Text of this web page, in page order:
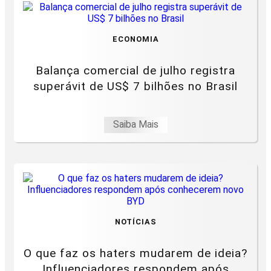
ECONOMIA
Balança comercial de julho registra
superávit de US$ 7 bilhões no Brasil
Saiba Mais
NOTÍCIAS
O que faz os haters mudarem de ideia?